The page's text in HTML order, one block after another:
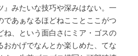
』みたいな技巧や深みはない。一
であぁなるほどねこことここがつ
ね、という面白さにミア・ゴスの
おかげでなんとか楽しめた、てな